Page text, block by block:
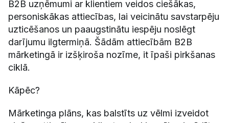
B2B uzņēmumi ar klientiem veidos ciešākas,
personiskākas attiecības, lai veicinātu savstarpēju
uzticēšanos un paaugstinātu iespēju noslēgt
darījumu ilgtermiņā. Šādām attiecībām B2B
mārketingā ir izšķiroša nozīme, it īpaši pirkšanas
ciklā.
Kāpēc?
Mārketinga plāns, kas balstīts uz vēlmi izveidot